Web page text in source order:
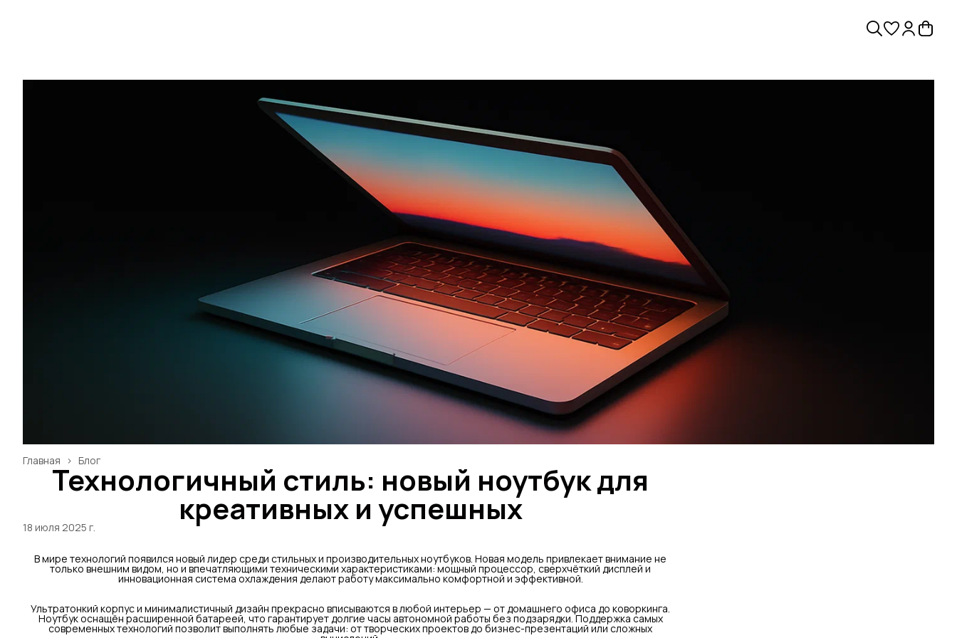
Блог
Главная ›
Технологичный стиль: новый ноутбук для
креативных и успешных
18 июля 2025 г.
В мире технологий появился новый лидер среди стильных и производительных ноутбуков. Новая модель привлекает внимание не
только внешним видом, но и впечатляющими техническими характеристиками: мощный процессор, сверхчёткий дисплей и
инновационная система охлаждения делают работу максимально комфортной и эффективной.
Ультратонкий корпус и минималистичный дизайн прекрасно вписываются в любой интерьер — от домашнего офиса до коворкинга.
Ноутбук оснащён расширенной батареей, что гарантирует долгие часы автономной работы без подзарядки. Поддержка самых
современных технологий позволит выполнять любые задачи: от творческих проектов до бизнес-презентаций или сложных